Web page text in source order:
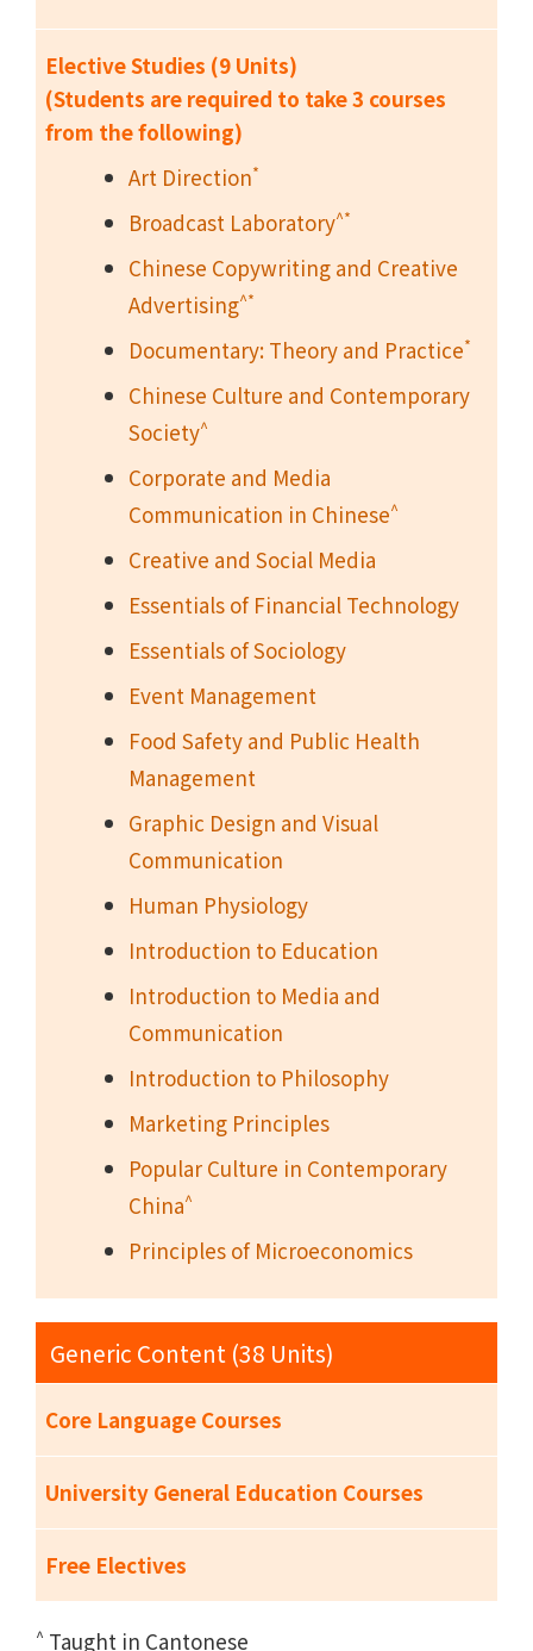
Elective Studies (9 Units)
(Students are required to take 3 courses
from the following)
Art Direction*
Broadcast Laboratory^*
Chinese Copywriting and Creative
Advertising^*
Documentary: Theory and Practice*
Chinese Culture and Contemporary
Society^
Corporate and Media
Communication in Chinese^
Creative and Social Media
Essentials of Financial Technology
Essentials of Sociology
Event Management
Food Safety and Public Health
Management
Graphic Design and Visual
Communication
Human Physiology
Introduction to Education
Introduction to Media and
Communication
Introduction to Philosophy
Marketing Principles
Popular Culture in Contemporary
China^
Principles of Microeconomics
Generic Content (38 Units)
Core Language Courses
University General Education Courses
Free Electives
^ Taught in Cantonese